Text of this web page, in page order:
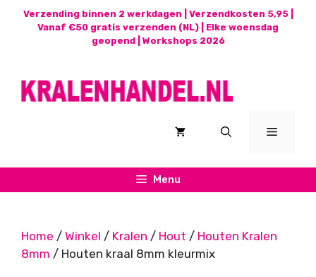
Verzending binnen 2 werkdagen | Verzendkosten 5,95 |
Vanaf €50 gratis verzenden (NL) | Elke woensdag
geopend | Workshops 2026
Menu
Menu
Home / Winkel / Kralen / Hout / Houten Kralen
8mm / Houten kraal 8mm kleurmix